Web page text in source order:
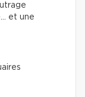
et une